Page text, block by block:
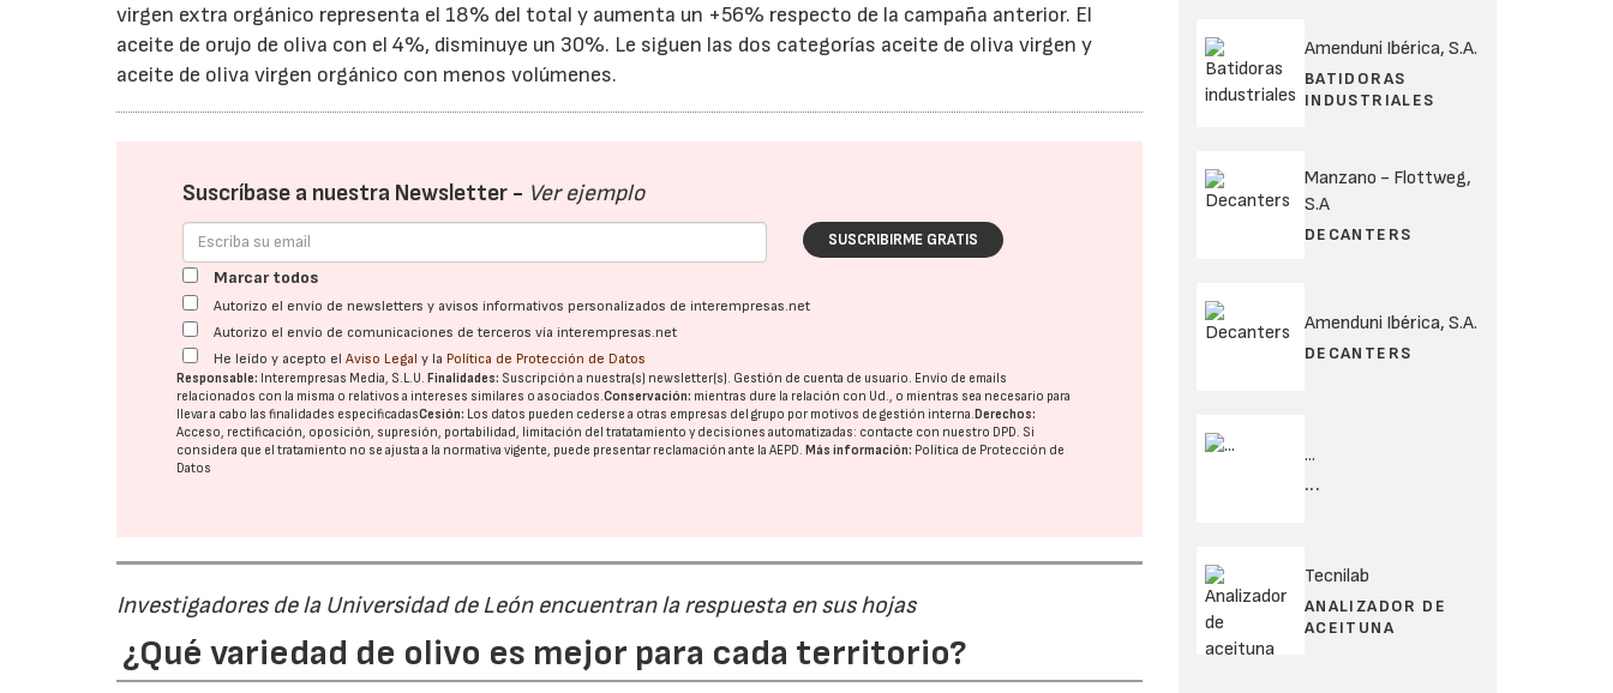
virgen extra orgánico representa el 18% del total y aumenta un +56% respecto de la campaña anterior. El
aceite de orujo de oliva con el 4%, disminuye un 30%. Le siguen las dos categorías aceite de oliva virgen y
aceite de oliva virgen orgánico con menos volúmenes.
Suscríbase a nuestra Newsletter - Ver ejemplo
SUSCRIBIRME GRATIS
Marcar todos
Autorizo el envío de newsletters y avisos informativos personalizados de interempresas.net
Autorizo el envío de comunicaciones de terceros vía interempresas.net
He leído y acepto elAviso Legal y la Política de Protección de Datos
Responsable: Interempresas Media, S.L.U.Finalidades: Suscripción a nuestra(s) newsletter(s). Gestión de cuenta de usuario. Envío de emails
relacionados con la misma o relativos a intereses similares o asociados.Conservación: mientras dure la relación con Ud., o mientras sea necesario para
llevar a cabo las finalidades especificadasCesión: Los datos pueden cederse a otras empresas del grupo por motivos de gestión interna.Derechos:
Acceso, rectificación, oposición, supresión, portabilidad, limitación del tratatamiento y decisiones automatizadas: contacte con nuestro DPD. Si
considera que el tratamiento no se ajusta a la normativa vigente, puede presentar reclamación ante laAEPD.Más información: Política de Protección de
Datos
Investigadores de la Universidad de León encuentran la respuesta en sus hojas
¿Qué variedad de olivo es mejor para cada territorio?
Amenduni Ibérica, S.A.
BATIDORAS
INDUSTRIALES
Manzano - Flottweg,
S.A
DECANTERS
Amenduni Ibérica, S.A.
DECANTERS
...
...
Tecnilab
ANALIZADOR DE
ACEITUNA